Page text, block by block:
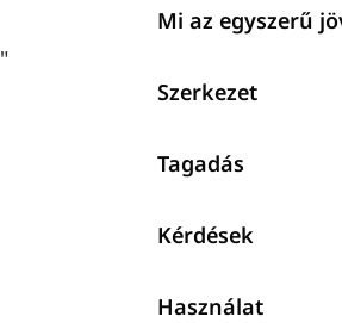
"
Mi az egyszerű
Szerkezet
Tagadás
Kérdések
Használat